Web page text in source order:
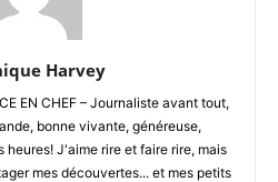
Harvey
EN CHEF – Journaliste avant tout,
bonne vivante, généreuse,
J'aime rire et faire rire, mais
mes découvertes... et mes petits